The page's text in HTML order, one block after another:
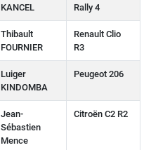
KANCEL
Rally 4
Thibault
FOURNIER
Renault Clio
R3
Luiger
KINDOMBA
Peugeot 206
Jean-
Sébastien
Mence
Citroën C2 R2